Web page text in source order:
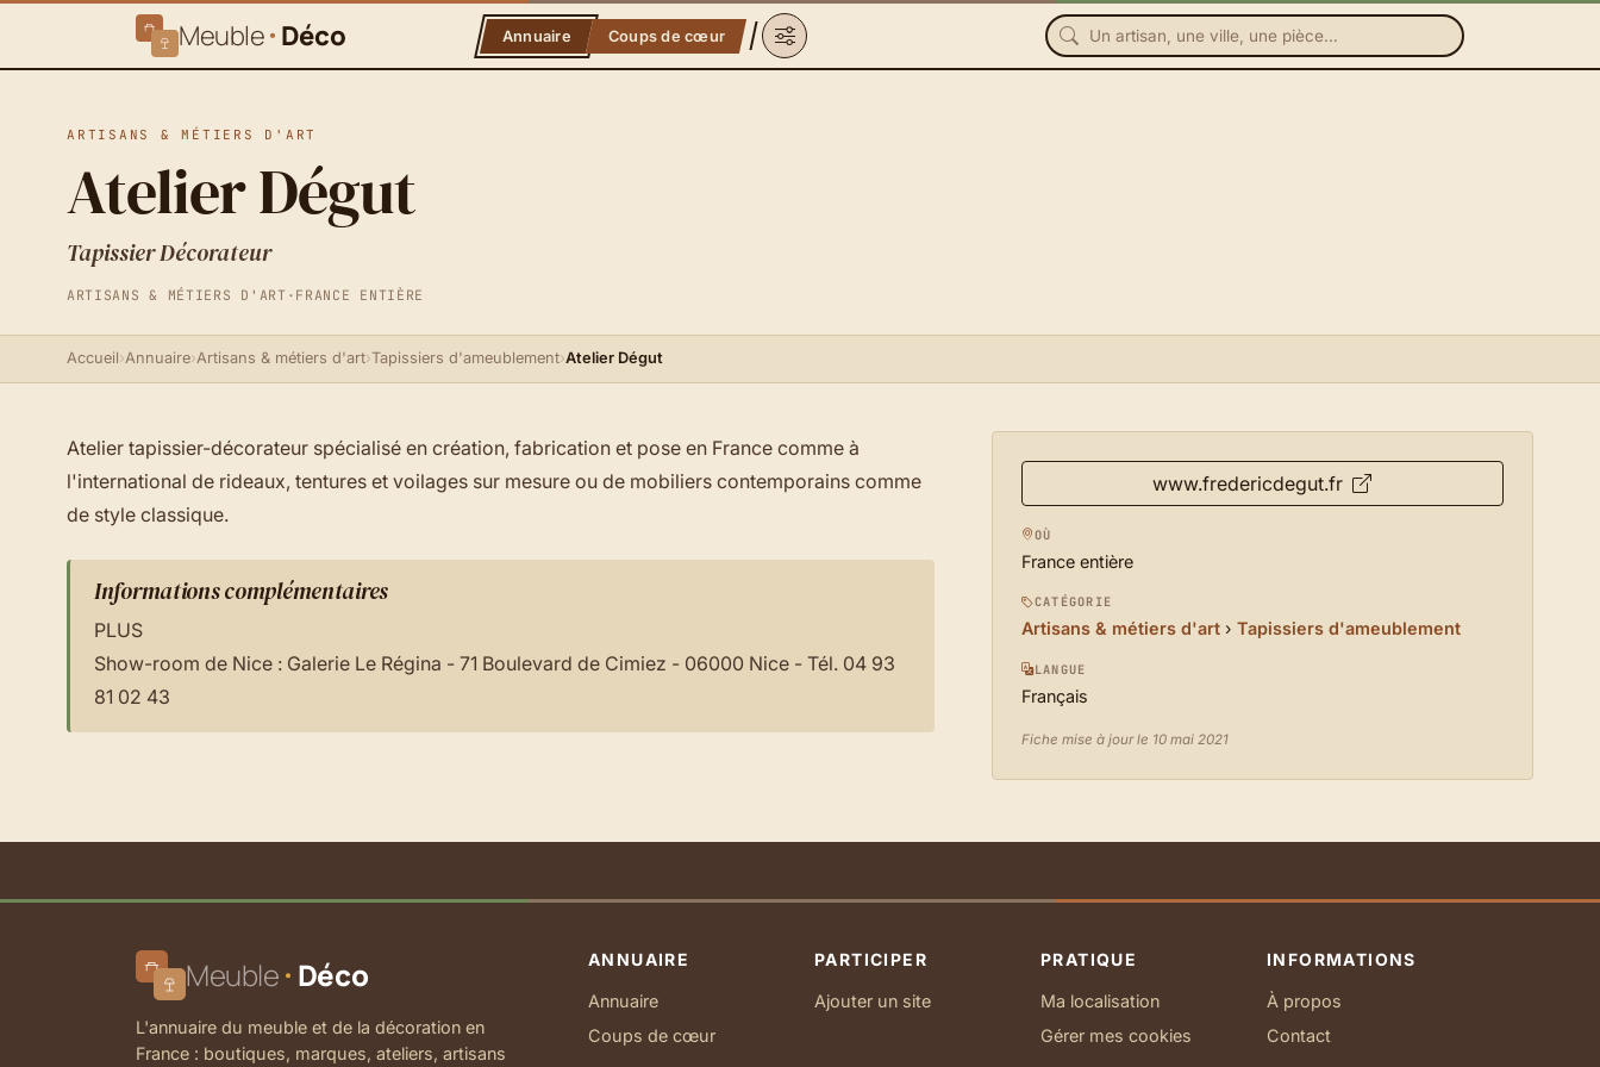
Meuble Déco Annuaire Coups de cœur
ARTISANS & MÉTIERS D'ART
Atelier Dégut
Tapissier Décorateur
ARTISANS & MÉTIERS D'ART · FRANCE ENTIÈRE
Accueil›Annuaire›Artisans & métiers d'art›Tapissiers d'ameublement›Atelier Dégut
Atelier tapissier-décorateur spécialisé en création, fabrication et pose en France comme à
l'international de rideaux, tentures et voilages sur mesure ou de mobiliers contemporains comme
de style classique.
Informations complémentaires
PLUS
Show-room de Nice : Galerie Le Régina - 71 Boulevard de Cimiez - 06000 Nice - Tél. 04 93
81 02 43
www.fredericdegut.fr
OÙ
France entière
CATÉGORIE
Artisans & métiers d'art› Tapissiers d'ameublement
LANGUE
Français
Fiche mise à jour le 10 mai 2021
Meuble Déco
L'annuaire du meuble et de la décoration en
France : boutiques, marques, ateliers, artisans
ANNUAIRE
Annuaire
Coups de cœur
PARTICIPER
Ajouter un site
PRATIQUE
Ma localisation
Gérer mes cookies
INFORMATIONS
À propos
Contact